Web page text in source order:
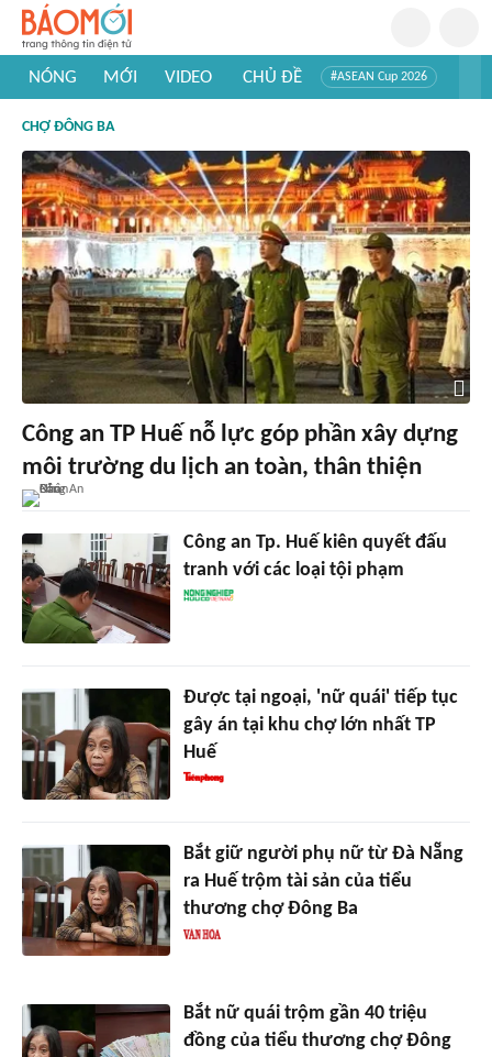
NÓNG MỚI VIDEO CHỦ ĐỀ #ASEAN Cup 2026
#Khám phá thế giới
CHỢ ĐÔNG BA
Công an TP Huế nỗ lực góp phần xây dựng
môi trường du lịch an toàn, thân thiện
Công an Tp. Huế kiên quyết đấu
tranh với các loại tội phạm
Được tại ngoại, 'nữ quái' tiếp tục
gây án tại khu chợ lớn nhất TP
Huế
Bắt giữ người phụ nữ từ Đà Nẵng
ra Huế trộm tài sản của tiểu
thương chợ Đông Ba
Bắt nữ quái trộm gần 40 triệu
đồng của tiểu thương chợ Đông